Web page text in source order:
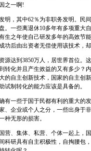
之一啊!
明，其中62％为非职务发明。民
。一些离退休10多年有多项重大
生之年使自己研发多年的高效节
功后由出资者无偿使用该技术，
源达到3850万人，居世界首位。
转化并且产生效益的又有多少？
的自主创新技术，国家的自主创
试制转化的能力应该是具备的。
有一些于国于民都有利的重大的
、企业或个人之分，一些出身于
种无形的损害。
营、集体、私营、个体一起上，
科研具有自主积极性，自掏腰包